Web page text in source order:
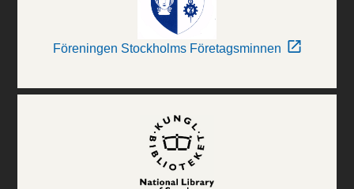
Föreningen Stockholms Företagsminnen